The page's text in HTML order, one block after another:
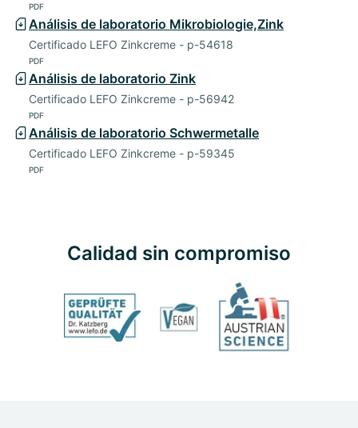
PDF
Análisis de laboratorio Mikrobiologie,Zink
Certificado LEFO Zinkcreme - p-54618
PDF
Análisis de laboratorio Zink
Certificado LEFO Zinkcreme - p-56942
PDF
Análisis de laboratorio Schwermetalle
Certificado LEFO Zinkcreme - p-59345
PDF
Calidad sin compromiso